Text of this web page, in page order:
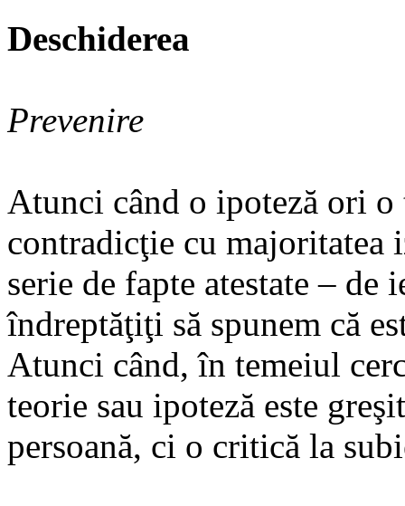
Deschiderea
Prevenire
Atunci când o ipoteză ori
contradicţie cu majoritatea
serie de fapte atestate – de
îndreptăţiţi să spunem că
Atunci când, în temeiul
teorie sau ipoteză este
persoană, ci o critică la